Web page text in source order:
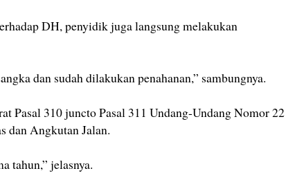
DH, penyidik juga langsung melakukan
dan sudah dilakukan penahanan,” sambungnya.
Pasal 310 juncto Pasal 311 Undang-Undang Nomor 22
dan Angkutan Jalan.
tahun,” jelasnya.